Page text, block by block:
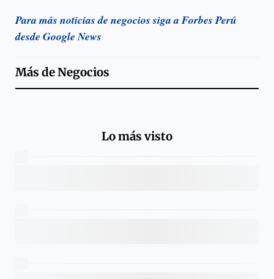
Para más noticias de negocios siga a Forbes Perú
desde Google News
Más deNegocios
Lo más visto